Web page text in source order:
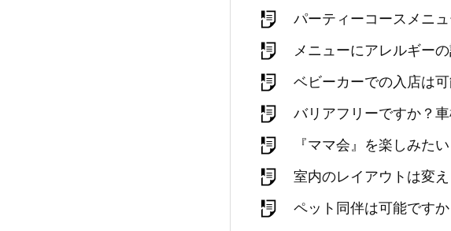
パーティーコースメニ
メニューにアレルギー
ベビーカーでの入店は可
バリアフリーですか？
『ママ会』を楽しみたい
室内のレイアウトは変
ペット同伴は可能ですか